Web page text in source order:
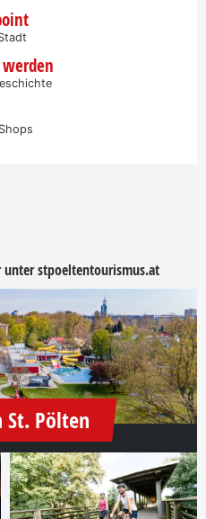
unterstpoeltentourismus.at
St. Pölten